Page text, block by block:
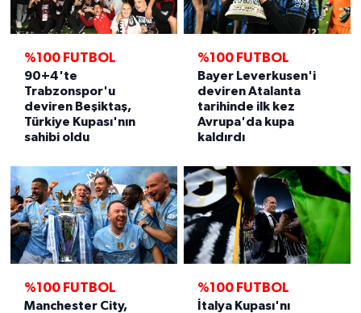
%100 FUTBOL
90+4'te
Trabzonspor'u
deviren Beşiktaş,
Türkiye Kupası'nın
sahibi oldu
%100 FUTBOL
Bayer Leverkusen'i
deviren Atalanta
tarihinde ilk kez
Avrupa'da kupa
kaldırdı
%100 FUTBOL
Manchester City,
%100 FUTBOL
İtalya Kupası'nı